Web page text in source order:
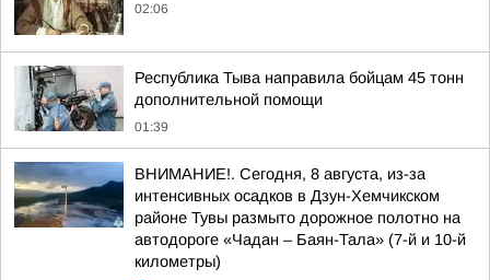
02:06
Республика Тыва направила бойцам 45 тонн
дополнительной помощи
01:39
ВНИМАНИЕ!. Сегодня, 8 августа, из-за
интенсивных осадков в Дзун-Хемчикском
районе Тувы размыто дорожное полотно на
автодороге «Чадан – Баян-Тала» (7-й и 10-й
километры)